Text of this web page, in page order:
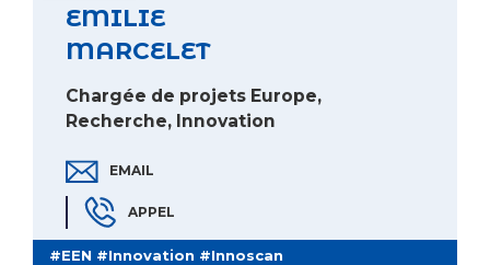
EMILIE
MARCELET
Chargée de projets Europe,
Recherche, Innovation
EMAIL EMILIE MARCELET
EMAIL
TÉLÉPHONE EMILIE MARCELET
APPEL
#EEN #Innovation #Innoscan